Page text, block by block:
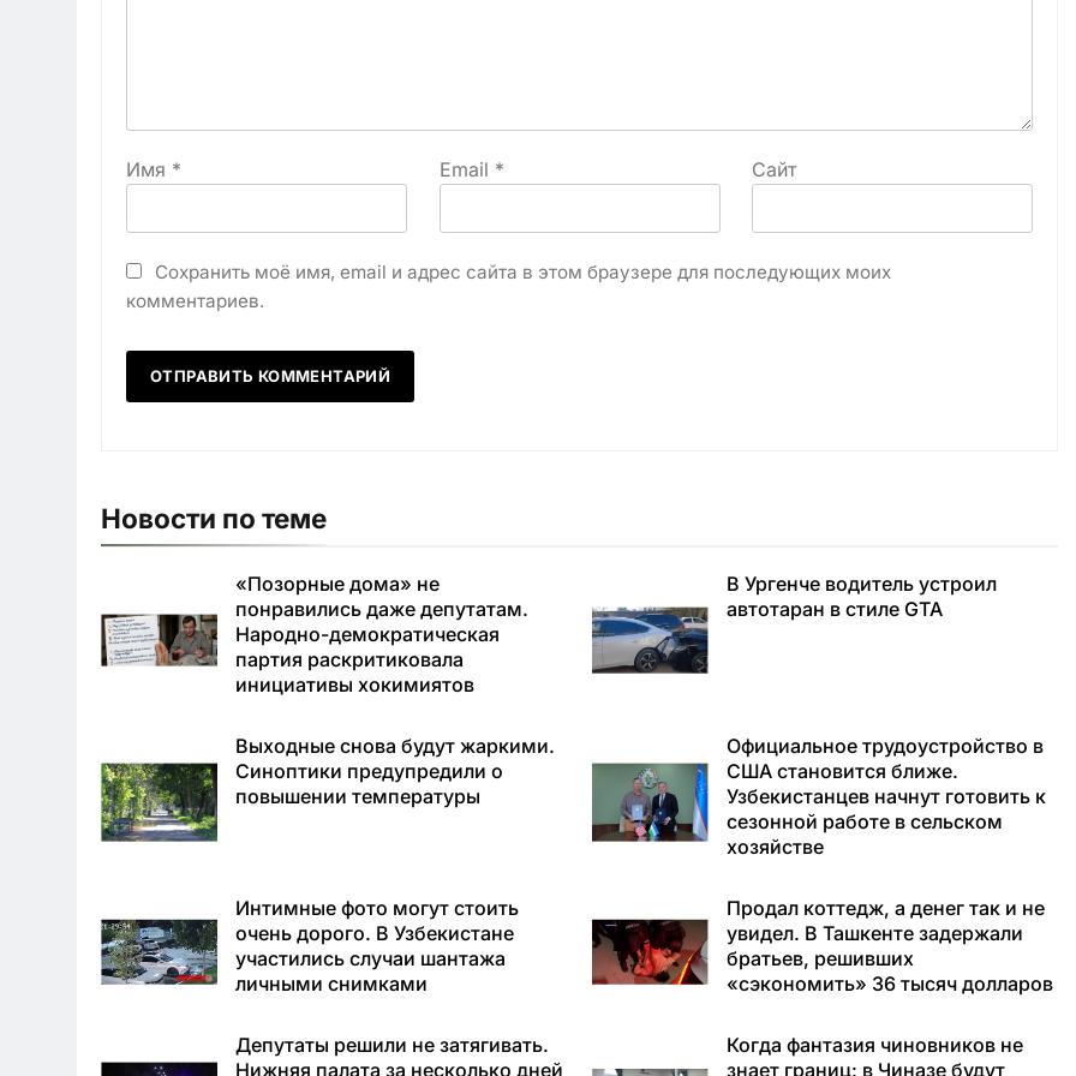
Имя * Email * Сайт
Сохранить моё имя, email и адрес сайта в этом браузере для последующих моих
комментариев.
Новости по теме
«Позорные дома» не
понравились даже депутатам.
Народно-демократическая
партия раскритиковала
инициативы хокимиятов
В Ургенче водитель устроил
автотаран в стиле GTA
Выходные снова будут жаркими.
Синоптики предупредили о
повышении температуры
Официальное трудоустройство в
США становится ближе.
Узбекистанцев начнут готовить к
сезонной работе в сельском
хозяйстве
Интимные фото могут стоить
очень дорого. В Узбекистане
участились случаи шантажа
личными снимками
Продал коттедж, а денег так и не
увидел. В Ташкенте задержали
братьев, решивших
«сэкономить» 36 тысяч долларов
Депутаты решили не затягивать.
Нижняя палата за несколько дней
Когда фантазия чиновников не
знает границ: в Чиназе будут